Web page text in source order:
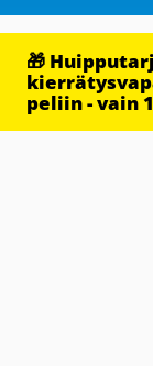
🎁
peliin - vain